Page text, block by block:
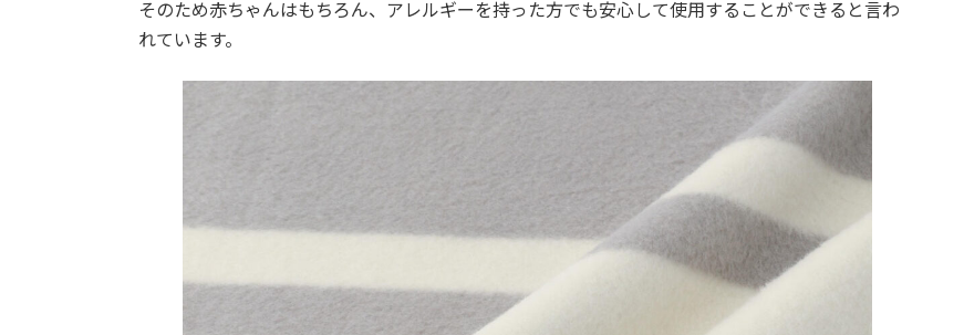
そのため赤ちゃんはもちろん、アレルギーを持った方でも安心して使用することができると言わ
れています。